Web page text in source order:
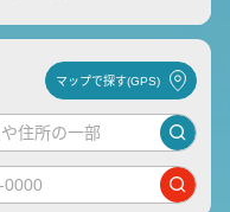
マップで探す(GPS)